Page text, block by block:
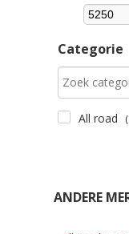
Categorie
All road
ANDERE